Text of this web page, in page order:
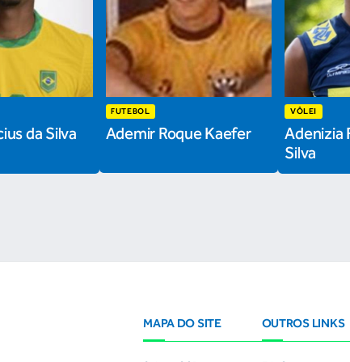
da Silva
FUTEBOL
Ademir Roque Kaefer
VÔLEI
Adenizia
Silva
MAPA DO SITE OUTROS LINKS